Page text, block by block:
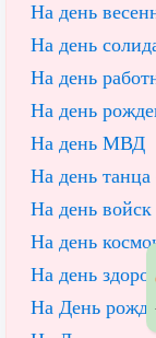
На день
На день
На день
На день
На день МВД
На день
На день
На день
На день
На День